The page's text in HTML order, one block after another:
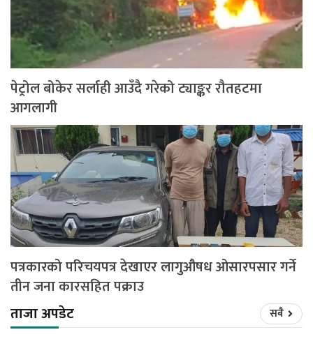
पेट्रोल बोकेर सर्लाही आउँदै गरेको ट्याङ्कर रौतहटमा
आगलागी
पत्रकारको परिचयपत्र देखाएर लागुऔषध ओसारपसार गर्ने
तीन जना कारसहित पक्राउ
ताजा अपडेट
सबै